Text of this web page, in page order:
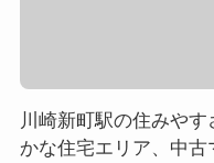
川崎新町駅の住みや
かな住宅エリア、中